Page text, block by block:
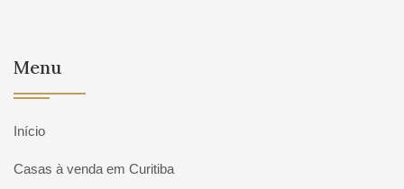
Menu
Início
Casas à venda em Curitiba